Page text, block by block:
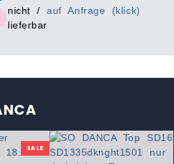
nicht /auf Anfrage (klick)
lieferbar
SALE